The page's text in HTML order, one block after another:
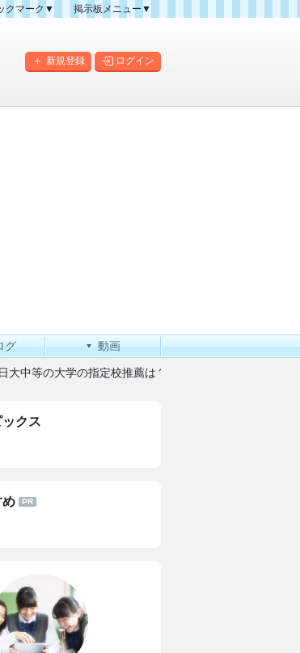
クマーク▼
掲示板メニュー▼
掲示板マップ
新規登録 ログイン
グ 動画
大中等の大学の指定校推薦は？
クス
め